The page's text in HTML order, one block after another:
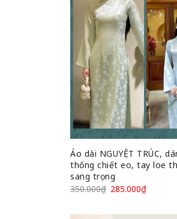
Áo dài NGUYỆT TRÚC,
thống chiết eo, tay loe
sang trọng
350.000₫ 285.000₫